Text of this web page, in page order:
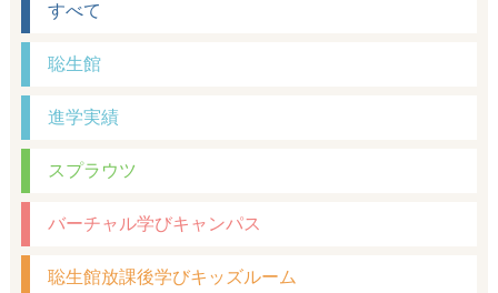
すべて
聡生館
進学実績
スプラウツ
バーチャル学びキャンパス
聡生館放課後学びキッズルーム